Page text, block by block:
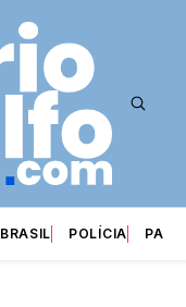
BRASIL POLÍCIA